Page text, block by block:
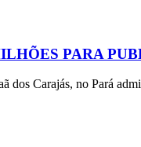
PARA
Carajás, no Pará